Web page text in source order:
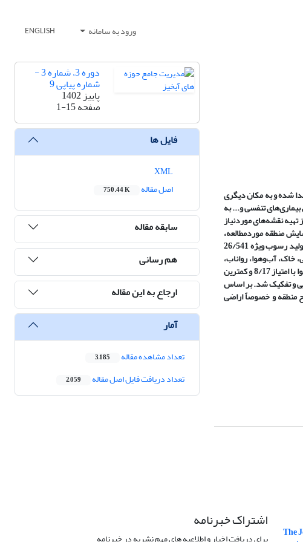
ورود به سامانه ENGLISH
شده و به مکان دیگری
تنفسی و...به
نقشه‌های موردنیاز
منطقه موردمطالعه،
مشخص گردید، با تولید رسوب ویژه 26/541
آب‌وهوا، رواناب،
توپوگرافی، پوشش زمین، استفاده از زمین، فرسایش سطحی خاک و فرسایش آبراهه‌ای بررسی شد که نتایج نشان داد بیش‌ترین امتیاز مربوط به عامل آب‌وهوا با امتیاز 8/17 و کم­ترین
صحرایی در حوزه آبخیز موردمطالعه، 12 تیپ فرسایشی شناسایی و تفکیک شد. بر اساس
منطقه و خصوصاً اراضی
دوره 3، شماره 3 -
شماره پیاپی 9
پاییز 1402
صفحه1-15
فایل ها
اصل مقاله
750.44 K
سابقه مقاله
هم رسانی
ارجاع به این مقاله
آمار
تعداد مشاهده مقاله 3,185
تعداد دریافت فایل اصل مقاله 2,059
The
اشتراک خبرنامه